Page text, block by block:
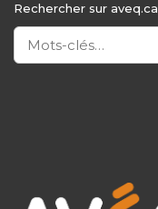
Rechercher sur aveq.ca